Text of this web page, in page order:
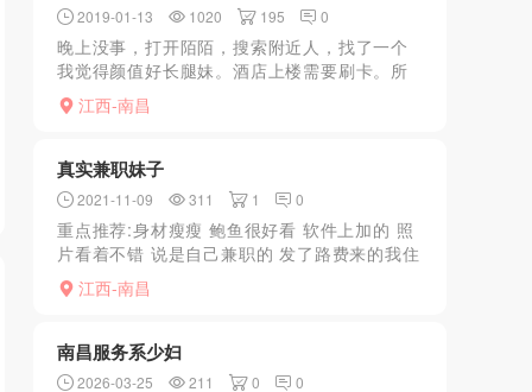
2019-01-13 1020 195 0
晚上没事，打开陌陌，搜索附近人，找了一个
我觉得颜值好长腿妹。酒店上楼需要刷卡。所
以安全了很多。这妹妹除了胸小一点，其他都
还不错。服务态度真心不错，舔蛋蛋，舔胸都
江西-南昌
真实兼职妹子
2021-11-09 311 1 0
重点推荐:身材瘦瘦 鲍鱼很好看 软件上加的 照
片看着不错 说是自己兼职的 发了路费来的我住
的地方 穿了件很宽松的衣服 年龄二十多岁 看
着不大 长得有点清纯的样子，但是身材很棒
江西-南昌
南昌服务系少妇
2026-03-25 211 0 0